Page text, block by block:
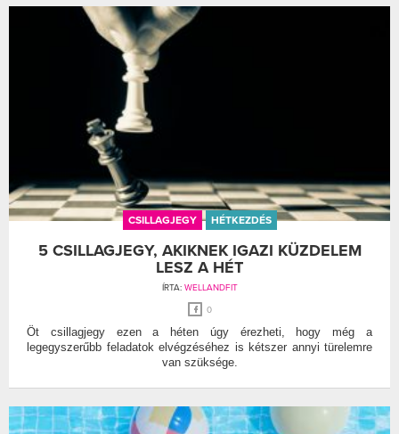
CSILLAGJEGY HÉTKEZDÉS
5 CSILLAGJEGY, AKIKNEK IGAZI KÜZDELEM
LESZ A HÉT
ÍRTA: WELLANDFIT
0
Öt csillagjegy ezen a héten úgy érezheti, hogy még a
legegyszerűbb feladatok elvégzéséhez is kétszer annyi türelemre
van szüksége.